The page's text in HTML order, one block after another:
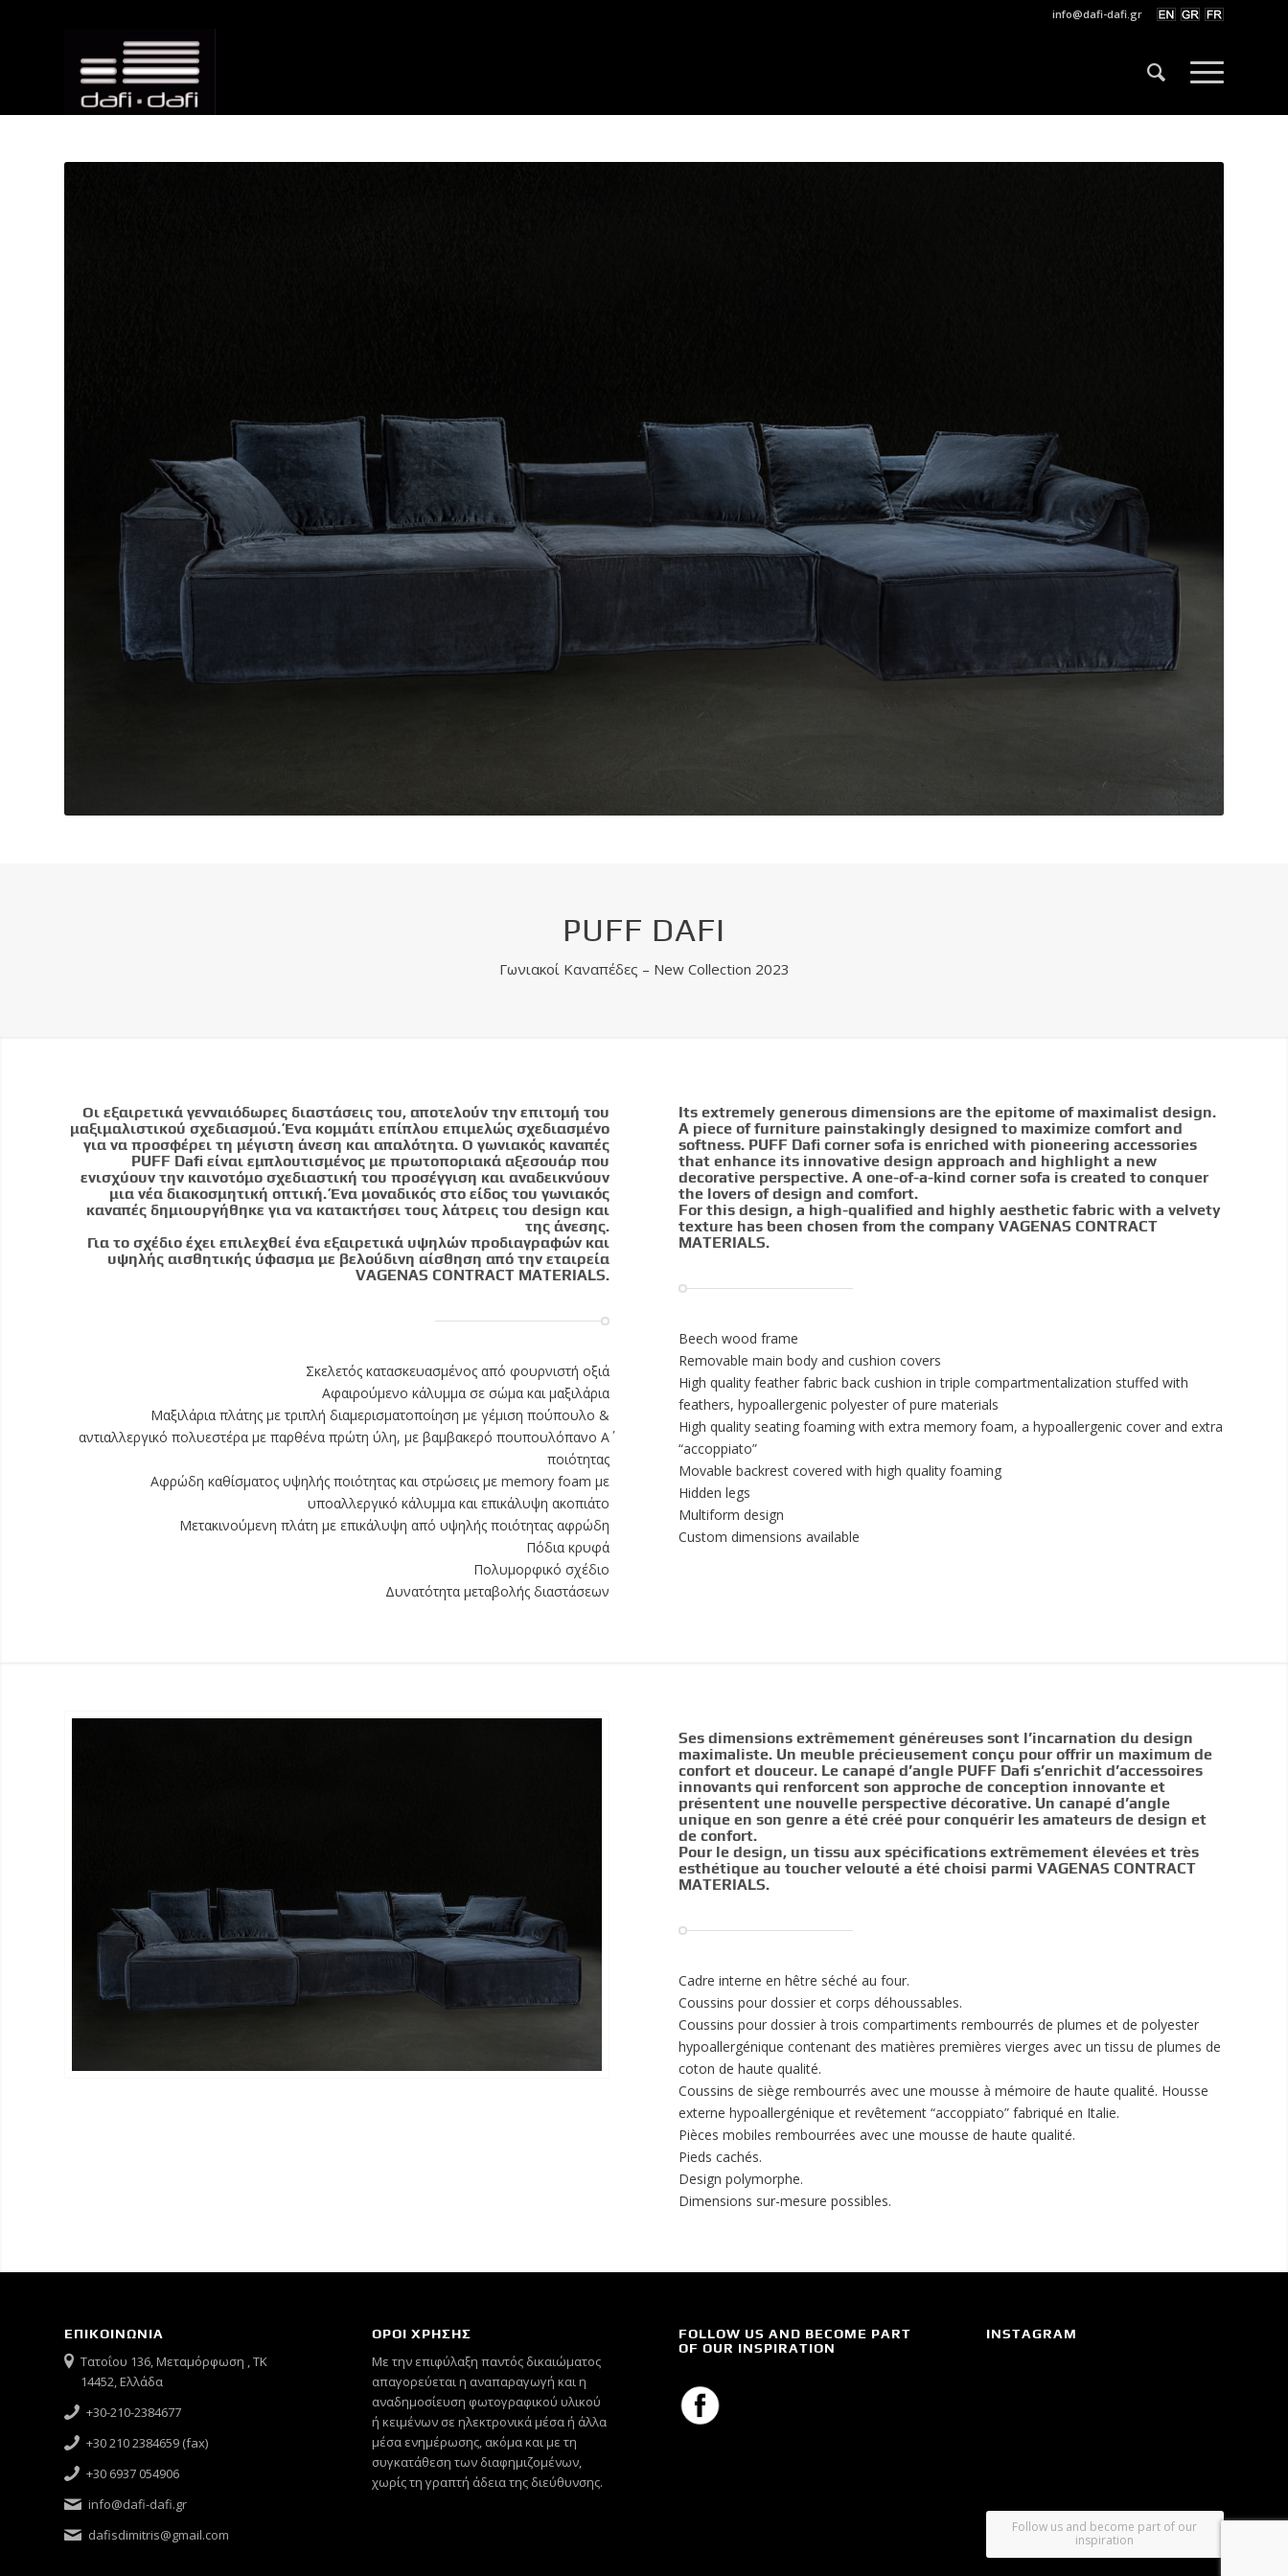
info@dafi-dafi.gr
PUFF DAFI
Γωνιακοί Καναπέδες – New Collection 2023
Οι εξαιρετικά γενναιόδωρες διαστάσεις του, αποτελούν την επιτομή του
μαξιμαλιστικού σχεδιασμού. Ένα κομμάτι επίπλου επιμελώς σχεδιασμένο
για να προσφέρει τη μέγιστη άνεση και απαλότητα. Ο γωνιακός καναπές
PUFF Dafi είναι εμπλουτισμένος με πρωτοποριακά αξεσουάρ που
ενισχύουν την καινοτόμο σχεδιαστική του προσέγγιση και αναδεικνύουν
μια νέα διακοσμητική οπτική. Ένα μοναδικός στο είδος του γωνιακός
καναπές δημιουργήθηκε για να κατακτήσει τους λάτρεις του design και
της άνεσης.
Για το σχέδιο έχει επιλεχθεί ένα εξαιρετικά υψηλών προδιαγραφών και
υψηλής αισθητικής ύφασμα με βελούδινη αίσθηση από την εταιρεία
VAGENAS CONTRACT MATERIALS.
Σκελετός κατασκευασμένος από φουρνιστή οξιά
Αφαιρούμενο κάλυμμα σε σώμα και μαξιλάρια
Μαξιλάρια πλάτης με τριπλή διαμερισματοποίηση με γέμιση πούπουλο &
αντιαλλεργικό πολυεστέρα με παρθένα πρώτη ύλη, με βαμβακερό πουπουλόπανο Α΄
ποιότητας
Αφρώδη καθίσματος υψηλής ποιότητας και στρώσεις με memory foam με
υποαλλεργικό κάλυμμα και επικάλυψη ακοπιάτο
Μετακινούμενη πλάτη με επικάλυψη από υψηλής ποιότητας αφρώδη
Πόδια κρυφά
Πολυμορφικό σχέδιο
Δυνατότητα μεταβολής διαστάσεων
Its extremely generous dimensions are the epitome of maximalist design.
A piece of furniture painstakingly designed to maximize comfort and
softness. PUFF Dafi corner sofa is enriched with pioneering accessories
that enhance its innovative design approach and highlight a new
decorative perspective. A one-of-a-kind corner sofa is created to conquer
the lovers of design and comfort.
For this design, a high-qualified and highly aesthetic fabric with a velvety
texture has been chosen from the company VAGENAS CONTRACT
MATERIALS.
Beech wood frame
Removable main body and cushion covers
High quality feather fabric back cushion in triple compartmentalization stuffed with
feathers, hypoallergenic polyester of pure materials
High quality seating foaming with extra memory foam, a hypoallergenic cover and extra
“accoppiato”
Movable backrest covered with high quality foaming
Hidden legs
Multiform design
Custom dimensions available
Ses dimensions extrêmement généreuses sont l’incarnation du design
maximaliste. Un meuble précieusement conçu pour offrir un maximum de
confort et douceur. Le canapé d’angle PUFF Dafi s’enrichit d’accessoires
innovants qui renforcent son approche de conception innovante et
présentent une nouvelle perspective décorative. Un canapé d’angle
unique en son genre a été créé pour conquérir les amateurs de design et
de confort.
Pour le design, un tissu aux spécifications extrêmement élevées et très
esthétique au toucher velouté a été choisi parmi VAGENAS CONTRACT
MATERIALS.
Cadre interne en hêtre séché au four.
Coussins pour dossier et corps déhoussables.
Coussins pour dossier à trois compartiments rembourrés de plumes et de polyester
hypoallergénique contenant des matières premières vierges avec un tissu de plumes de
coton de haute qualité.
Coussins de siège rembourrés avec une mousse à mémoire de haute qualité. Housse
externe hypoallergénique et revêtement “accoppiato” fabriqué en Italie.
Pièces mobiles rembourrées avec une mousse de haute qualité.
Pieds cachés.
Design polymorphe.
Dimensions sur-mesure possibles.
ΕΠΙΚΟΙΝΩΝΙΑ
Τατοΐου 136, Μεταμόρφωση , ΤΚ
14452, Ελλάδα
+30-210-2384677
+30 210 2384659 (fax)
+30 6937 054906
info@dafi-dafi.gr
dafisdimitris@gmail.com
ΟΡΟΙ ΧΡΗΣΗΣ
Mε την επιφύλαξη παντός δικαιώματος
απαγορεύεται η αναπαραγωγή και η
αναδημοσίευση φωτογραφικού υλικού
ή κειμένων σε ηλεκτρονικά μέσα ή άλλα
μέσα ενημέρωσης, ακόμα και με τη
συγκατάθεση των διαφημιζομένων,
χωρίς τη γραπτή άδεια της διεύθυνσης.
FOLLOW US AND BECOME PART
OF OUR INSPIRATION
INSTAGRAM
Follow us and become part of our
inspiration